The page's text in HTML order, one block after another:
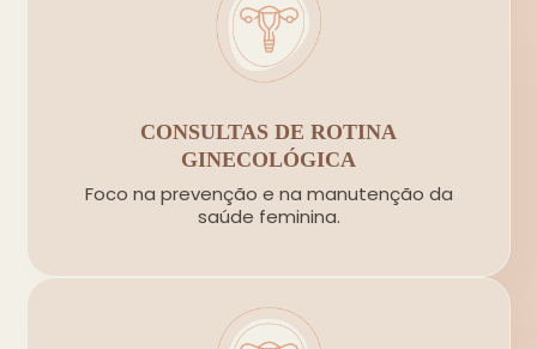
CONSULTAS DE ROTINA
GINECOLÓGICA
Foco na prevenção e na manutenção da
saúde feminina.